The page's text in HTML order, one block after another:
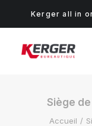
Kerger all in
Siège
Accueil